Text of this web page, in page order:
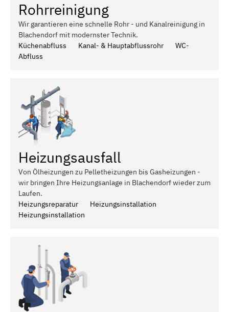
Rohrreinigung
Wir garantieren eine schnelle Rohr - und Kanalreinigung in
Blachendorf mit modernster Technik.
Küchenabfluss
Kanal- & Hauptabflussrohr
WC-
Abfluss
Heizungsausfall
Von Ölheizungen zu Pelletheizungen bis Gasheizungen -
wir bringen Ihre Heizungsanlage in Blachendorf wieder zum
Laufen.
Heizungsreparatur
Heizungsinstallation
Heizungsinstallation